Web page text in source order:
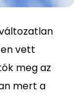
vett
meg az
mert a